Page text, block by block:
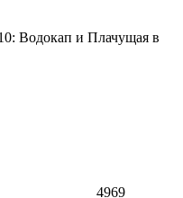
Водокап и Плачущая в
4969